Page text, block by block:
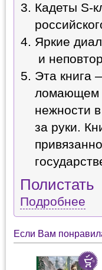
Кадеты S-
Яркие
и
Эта книга
ломающем
нежности
за руки.
Полистать
Подробнее
Если Вам